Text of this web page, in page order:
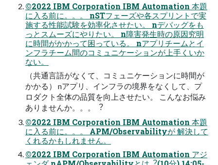
©2022 IBM Corporation IBM Automation 本題
に⼊る前に。。。 nSTフェーズや各スプリントで実
施する性能試験を効率化させたい。 nデバッグをも
っとスムーズにやりたい。 n障害発⽣時の原因究明
に時間がかかって困っている。 nアプリチームとイ
ンフラチーム間のコミュニケーションが上⼿くいか
ない。
（共通⾔語がなくて、コミュニケーションに時間が
かかる） nアプリ、インフラの境界をなくして、プ
ロダクト全体の品質を向上させたい。 こんなお悩み
ありませんか。。。︖
©2022 IBM Corporation IBM Automation 本題
に⼊る前に。。。 APM/Observabilityが 解決して
くれるかもしれません。
©2022 IBM Corporation IBM Automation アジ